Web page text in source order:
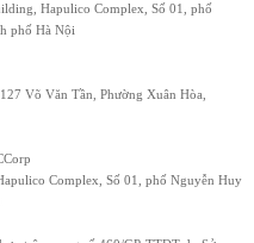
Hapulico Complex, Số 01, phố
phố Hà Nội
Võ Văn Tần, Phường Xuân Hòa,
Complex, Số 01, phố Nguyễn Huy